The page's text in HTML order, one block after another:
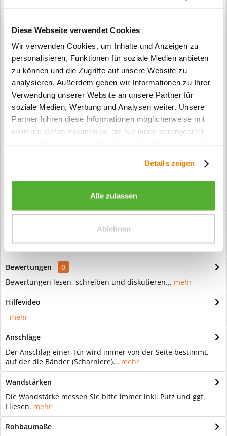
Diese Webseite verwendet Cookies
Wir verwenden Cookies, um Inhalte und Anzeigen zu
personalisieren, Funktionen für soziale Medien anbieten
zu können und die Zugriffe auf unsere Website zu
analysieren. Außerdem geben wir Informationen zu Ihrer
Verwendung unserer Website an unsere Partner für
soziale Medien, Werbung und Analysen weiter. Unsere
Partner führen diese Informationen möglicherweise mit
weiteren Daten zusammen, die Sie ihnen bereitgestellt
Details zeigen
Alle zulassen
Ablehnen
Merken
Fragen zum Artikel?
Artikel-Nr.:
LH24-17655
Info:
Dieser Artikel wird gemäß Ihrer
Konfiguration gefertigt. Daher ist er als
kundenspezifische Anfertigung vom
Widerruf / der Rückgabe
Kostenloser Versand ab € 2000,- Bestellwert
Versand mit eigener Spedition
Details: Klassisch in der...mehr
Bewertungen
0
Bewertungen lesen, schreiben und diskutieren... mehr
Hilfevideo
mehr
Anschläge
Der Anschlag einer Tür wird immer von der Seite bestimmt,
auf der die Bänder (Scharniere)... mehr
Wandstärken
Die Wandstärke messen Sie bitte immer inkl. Putz und ggf.
Fliesen. mehr
Rohbaumaße